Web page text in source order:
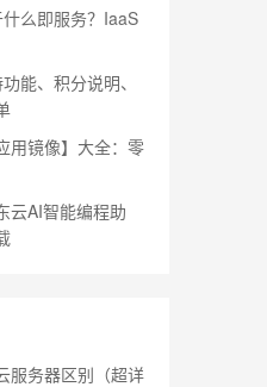
么即服务？IaaS
能、积分说明、
用镜像】大全：零
云AI智能编程助
服务器区别（超详